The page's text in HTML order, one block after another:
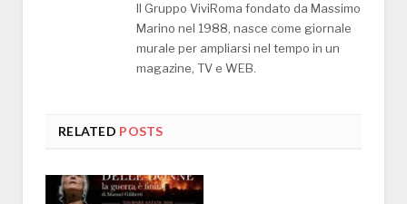
Il Gruppo ViviRoma fondato da Massimo
Marino nel 1988, nasce come giornale
murale per ampliarsi nel tempo in un
magazine, TV e WEB.
RELATED POSTS